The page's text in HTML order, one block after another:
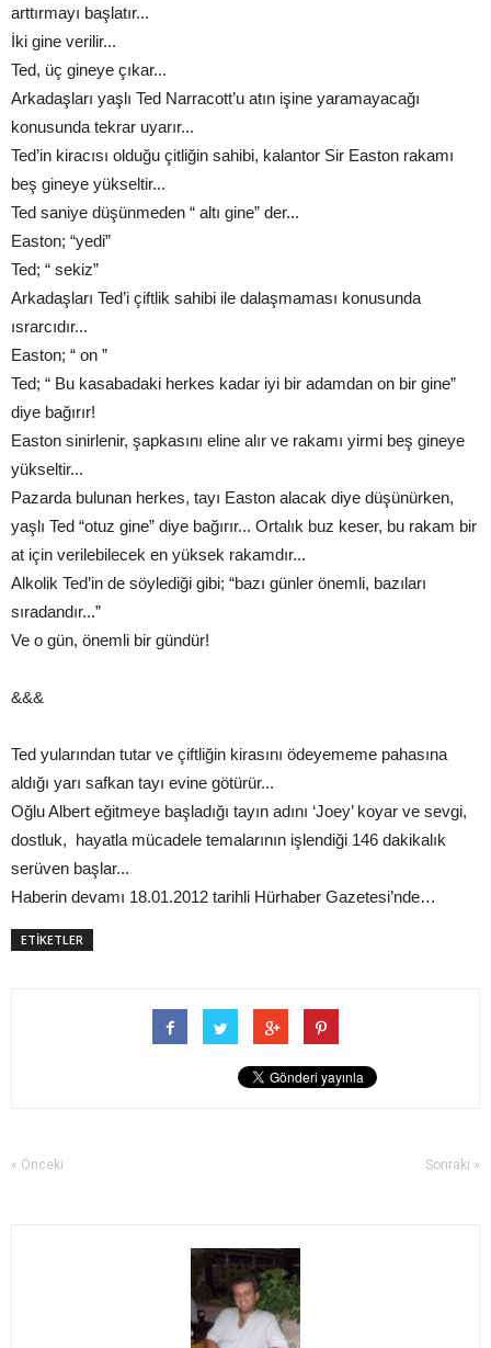
arttırmayı başlatır...
İki gine verilir...
Ted, üç gineye çıkar...
Arkadaşları yaşlı Ted Narracott’u atın işine yaramayacağı
konusunda tekrar uyarır...
Ted’in kiracısı olduğu çitliğin sahibi, kalantor Sir Easton rakamı
beş gineye yükseltir...
Ted saniye düşünmeden “ altı gine” der...
Easton; “yedi”
Ted; “ sekiz”
Arkadaşları Ted’i çiftlik sahibi ile dalaşmaması konusunda
ısrarcıdır...
Easton; “ on ”
Ted; “ Bu kasabadaki herkes kadar iyi bir adamdan on bir gine”
diye bağırır!
Easton sinirlenir, şapkasını eline alır ve rakamı yirmi beş gineye
yükseltir...
Pazarda bulunan herkes, tayı Easton alacak diye düşünürken,
yaşlı Ted “otuz gine” diye bağırır... Ortalık buz keser, bu rakam bir
at için verilebilecek en yüksek rakamdır...
Alkolik Ted’in de söylediği gibi; “bazı günler önemli, bazıları
sıradandır...”
Ve o gün, önemli bir gündür!
&&&
Ted yularından tutar ve çiftliğin kirasını ödeyememe pahasına
aldığı yarı safkan tayı evine götürür...
Oğlu Albert eğitmeye başladığı tayın adını ‘Joey’ koyar ve sevgi,
dostluk, hayatla mücadele temalarının işlendiği 146 dakikalık
serüven başlar...
Haberin devamı 18.01.2012 tarihli Hürhaber Gazetesi’nde…
ETİKETLER
« Önceki Sonraki »